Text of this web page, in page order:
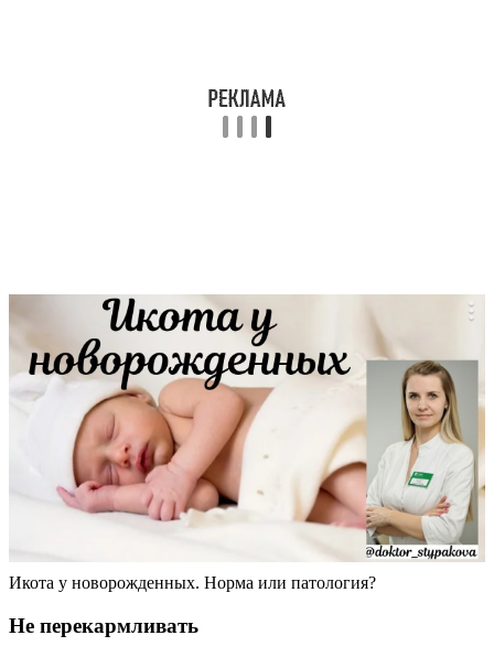
Икота у новорожденных. Норма или патология?
Не перекармливать